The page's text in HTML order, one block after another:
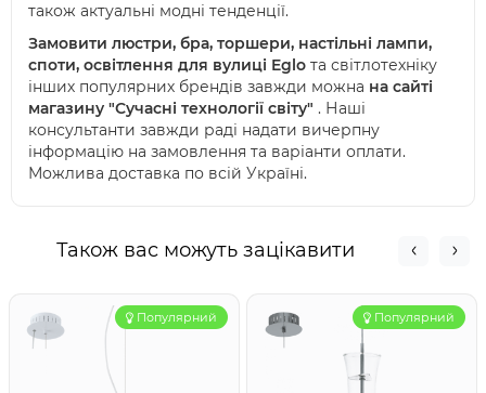
також актуальні модні тенденції.
Замовити люстри, бра, торшери, настільні лампи,
споти, освітлення для вулиці Eglo та світлотехніку
інших популярних брендів завжди можна на сайті
магазину "Сучасні технології світу" . Наші
консультанти завжди раді надати вичерпну
інформацію на замовлення та варіанти оплати.
Можлива доставка по всій Україні.
Також вас можуть зацікавити
Популярний Популярний